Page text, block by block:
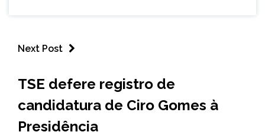
Next Post
NOTÍCIAS
TSE defere registro de
candidatura de Ciro Gomes à
Presidência